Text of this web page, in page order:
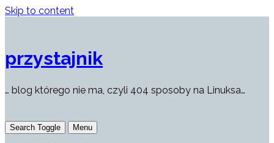
Skip to content
przystajnik
… blog którego nie ma, czyli 404 sposoby na Linuksa…
Search Toggle Menu